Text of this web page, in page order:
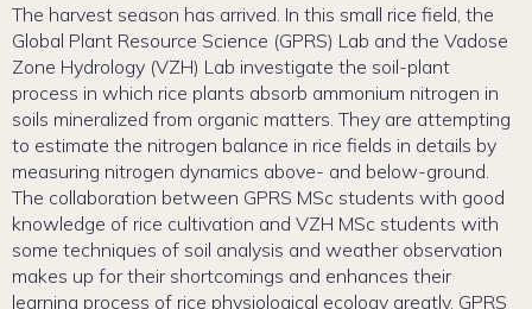
The harvest season has arrived. In this small rice field, the
Global Plant Resource Science (GPRS) Lab and the Vadose
Zone Hydrology (VZH) Lab investigate the soil-plant
process in which rice plants absorb ammonium nitrogen in
soils mineralized from organic matters. They are attempting
to estimate the nitrogen balance in rice fields in details by
measuring nitrogen dynamics above- and below-ground.
The collaboration between GPRS MSc students with good
knowledge of rice cultivation and VZH MSc students with
some techniques of soil analysis and weather observation
makes up for their shortcomings and enhances their
learning process of rice physiological ecology greatly. GPRS